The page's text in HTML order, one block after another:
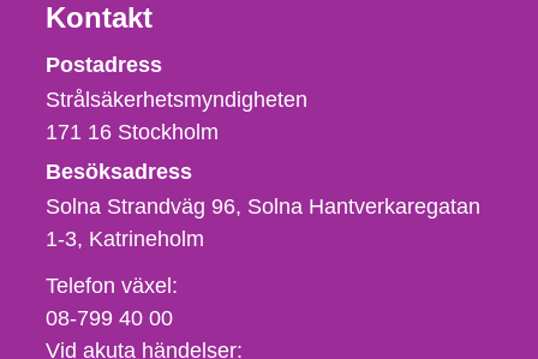
Kontakt
Strålsäkerhetsmyndigheten
Postadress
Strålsäkerhetsmyndigheten
171 16 Stockholm
Besöksadress
Solna Strandväg 96, Solna Hantverkaregatan
1-3 Katrineholm
Telefon,
fax
och
Telefon växel:
08-799 40 00
Vid akuta händelser: